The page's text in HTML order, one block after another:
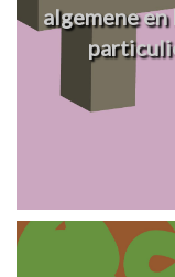
algemene